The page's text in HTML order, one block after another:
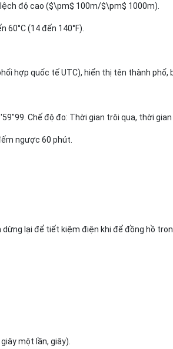
độ cao ($\pm$ 100m/$\pm$ 1000m).
60°C (14 đến 140°F).
hợp quốc tế UTC), hiển thị tên thành
Chế độ đo: Thời gian trôi qua, thời gian
ngược 60 phút.
dừng lại để tiết kiệm điện khi để đồng hồ
một lần, giây).